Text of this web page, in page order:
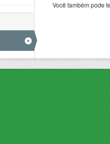
Você também pode